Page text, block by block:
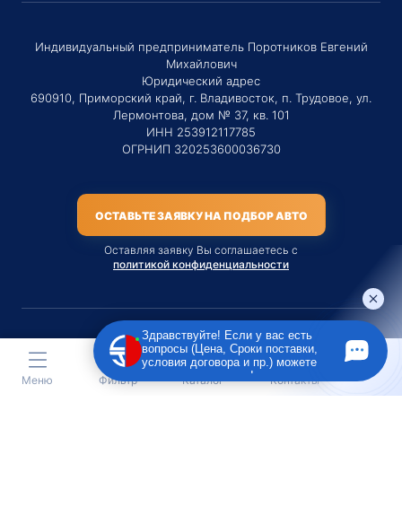
Индивидуальный предприниматель Поротников Евгений
Михайлович
Юридический адрес
690910, Приморский край, г. Владивосток, п. Трудовое, ул.
Лермонтова, дом № 37, кв. 101
ИНН 253912117785
ОГРНИП 320253600036730
ОСТАВЬТЕ ЗАЯВКУ НА ПОДБОР АВТО
Оставляя заявку Вы соглашаетесь с
политикой конфиденциальности
Материалы данного сайта являются публичной офертой
только на услугу сопровождения Агентом приобретения
транспортного средства Клиентом.
Меню Фильтр Каталог Контакты
Здравствуйте! Если у вас есть
вопросы (Цена, Сроки поставки,
условия договора и пр.) можете
задать их мне в чат!